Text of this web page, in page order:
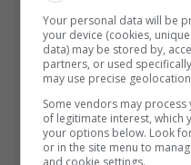
questo punto.
aveva già spiegato
sguardo dell’altro
condizioni le azioni
che osserva
Your personal data will be
your device (cookies,
data) may be stored by,
partners, or used
may use precise
Some vendors may
of legitimate interest, which
your options below. Look
or in the site menu to
and cookie settings.